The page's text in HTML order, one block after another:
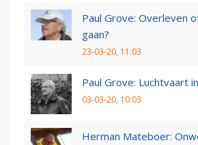
Paul Grove: Overleven
gaan?
23-03-20, 11:03
Paul Grove: Luchtvaart
03-03-20, 10:03
Herman Mateboer: